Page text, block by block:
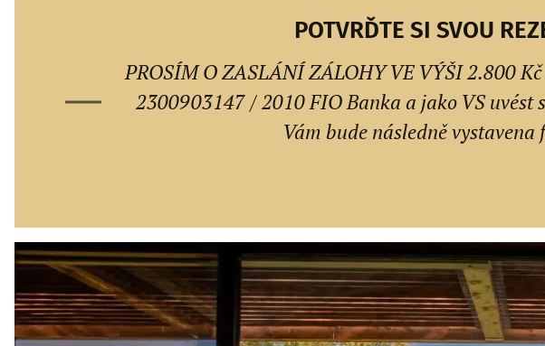
POTVRĎTE SI SVOU
PROSÍM O ZASLÁNÍ ZÁLOHY VE VÝŠI 2.800
2300903147 / 2010 FIO Banka a jako VS
Vám bude následně vystavena